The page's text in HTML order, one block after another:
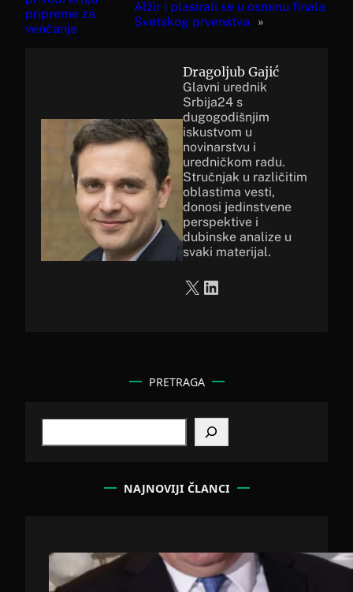
pripreme za
venčanje
Alžir i plasirali se u osminu finala
Svetskog prvenstva
»
Dragoljub Gajić
Glavni urednik
Srbija24 s
dugogodišnjim
iskustvom u
novinarstvu i
uredničkom radu.
Stručnjak u različitim
oblastima vesti,
donosi jedinstvene
perspektive i
dubinske analize u
svaki materijal.
X LinkedIn
PRETRAGA
NAJNOVIJI ČLANCI